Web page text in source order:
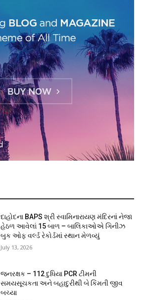
દાહોદના BAPS શ્રી સ્વામિનારાયણ મંદિરનાં નેજા
હેઠળ આવેલાં 15 બાળ – બાલિકાઓએ ગિનીઝ
બુક ઓફ વર્લ્ડ રેકોર્ડમાં સ્થાન મેળવ્યું
July 13, 2026
જનરક્ષક – 112 દુધિયા PCR ટીમની
સમયસૂચકતા અને બહાદુરીથી બે કિંમતી જીવ
બચ્યા